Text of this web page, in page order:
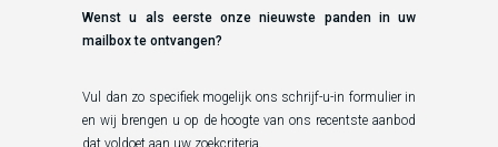
Wenst u als eerste onze nieuwste panden in uw
mailbox te ontvangen?
Vul dan zo specifiek mogelijk ons schrijf-u-in formulier in
en wij brengen u op de hoogte van ons recentste aanbod
dat voldoet aan uw zoekcriteria.